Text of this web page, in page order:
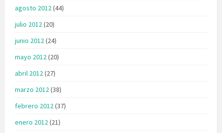
agosto 2012(44)
julio 2012(20)
junio 2012(24)
mayo 2012(20)
abril 2012(27)
marzo 2012(38)
febrero 2012(37)
enero 2012(21)